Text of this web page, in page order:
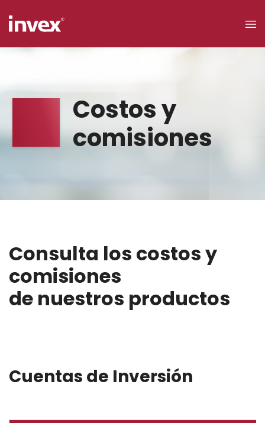
clientes
Buscar
Empresas
Costos y
comisiones
Consulta los costos y
comisiones
de nuestros productos
Cuentas de Inversión